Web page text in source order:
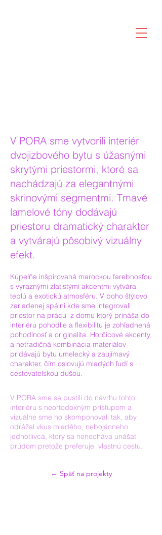
V PORA sme vytvorili interiér
dvojizbového bytu s úžasnými
skrytými priestormi, ktoré sa
nachádzajú za elegantnými
skrinovými segmentmi. Tmavé
lamelové tóny dodávajú
priestoru dramatický charakter
a vytvárajú pôsobivý vizuálny
efekt.
Kúpeľňa inšpirovaná marockou farebnosťou
s výraznými zlatistými akcentmi vytvára
teplú a exotickú atmosféru. V boho štýlovo
zariadenej spálni kde sme integrovali
priestor na prácu z domu ktorý prináša do
interiéru pohodlie a flexibilitu je zohľadnená
pohodlnosť a originalita. Horčicové akcenty
a netradičná kombinácia materiálov
pridávajú bytu umelecký a zaujímavý
charakter, čím oslovujú mladých ľudí s
cestovateľskou dušou.
V PORA sme sa pustili do návrhu tohto
interiéru s neortodoxným prístupom a
vizuálne sme ho skomponovali tak, aby
odrážal vkus mladého, nebojácneho
jednotlivca, ktorý sa nenecháva unášať
prúdom pretože preferuje vlastnú cestu.
← Späť na projekty